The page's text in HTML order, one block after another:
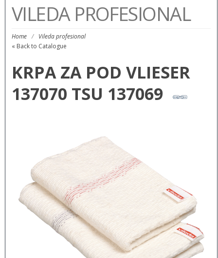
VILEDA PROFESIONAL
Home /
Vileda profesional
« Back to Catalogue
KRPA ZA POD VLIESER
137070 TSU 137069